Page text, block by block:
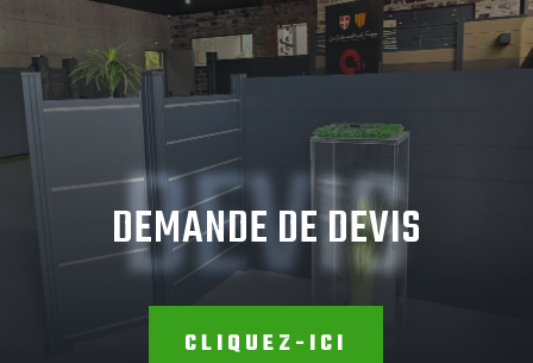
DEVIS
DEMANDE DE DEVIS
CLIQUEZ-ICI